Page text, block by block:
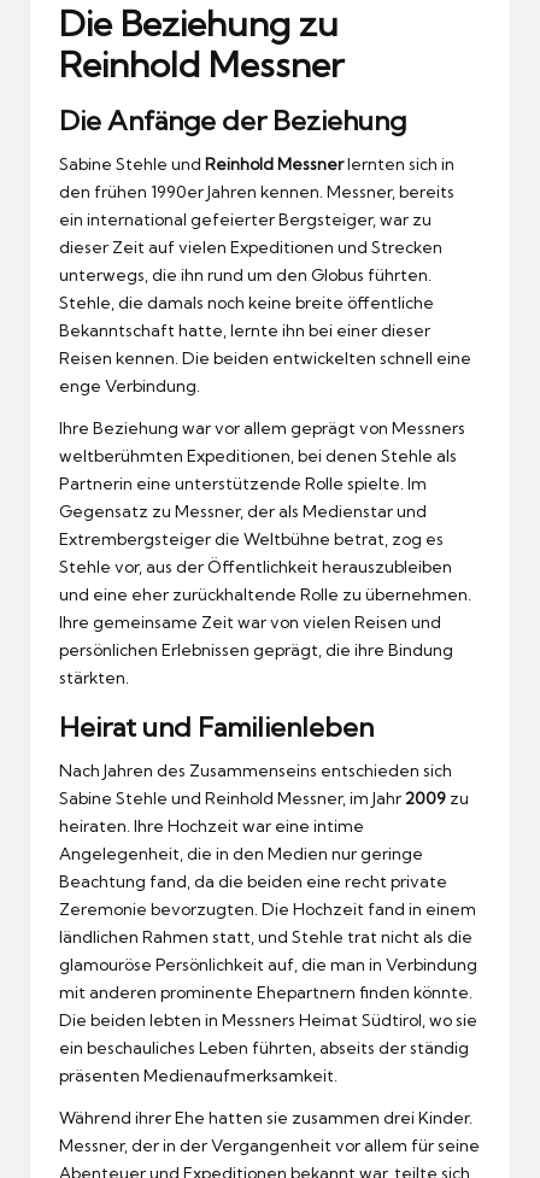
Die Beziehung zu
Reinhold Messner
Die Anfänge der Beziehung
Sabine Stehle und Reinhold Messnerlernten sich in
den frühen 1990er Jahren kennen. Messner, bereits
ein international gefeierter Bergsteiger, war zu
dieser Zeit auf vielen Expeditionen und Strecken
unterwegs, die ihn rund um den Globus führten.
Stehle, die damals noch keine breite öffentliche
Bekanntschaft hatte, lernte ihn bei einer dieser
Reisen kennen. Die beiden entwickelten schnell eine
enge Verbindung.
Ihre Beziehung war vor allem geprägt von Messners
weltberühmten Expeditionen, bei denen Stehle als
Partnerin eine unterstützende Rolle spielte. Im
Gegensatz zu Messner, der als Medienstar und
Extrembergsteiger die Weltbühne betrat, zog es
Stehle vor, aus der Öffentlichkeit herauszubleiben
und eine eher zurückhaltende Rolle zu übernehmen.
Ihre gemeinsame Zeit war von vielen Reisen und
persönlichen Erlebnissen geprägt, die ihre Bindung
stärkten.
Heirat und Familienleben
Nach Jahren des Zusammenseins entschieden sich
Sabine Stehle und Reinhold Messner, im Jahr2009 zu
heiraten. Ihre Hochzeit war eine intime
Angelegenheit, die in den Medien nur geringe
Beachtung fand, da die beiden eine recht private
Zeremonie bevorzugten. Die Hochzeit fand in einem
ländlichen Rahmen statt, und Stehle trat nicht als die
glamouröse Persönlichkeit auf, die man in Verbindung
mit anderen prominente Ehepartnern finden könnte.
Die beiden lebten in Messners Heimat Südtirol, wo sie
ein beschauliches Leben führten, abseits der ständig
präsenten Medienaufmerksamkeit.
Während ihrer Ehe hatten sie zusammen drei Kinder.
Messner, der in der Vergangenheit vor allem für seine
Abenteuer und Expeditionen bekannt war, teilte sich